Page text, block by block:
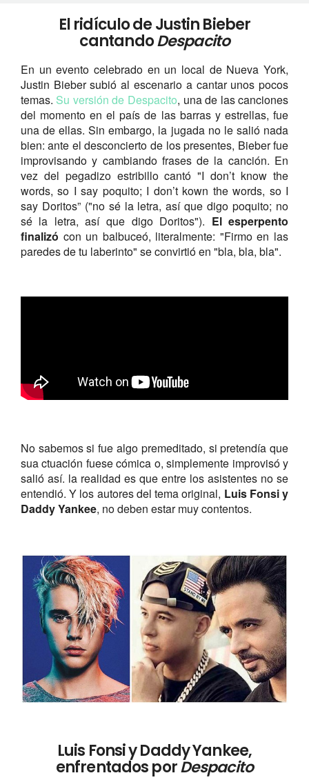
El ridículo de Justin Bieber
cantandoDespacito
En un evento celebrado en un local de Nueva York,
Justin Bieber subió al escenario a cantar unos pocos
temas. Su versión de Despacito, una de las canciones
del momento en el país de las barras y estrellas, fue
una de ellas. Sin embargo, la jugada no le salió nada
bien: ante el desconcierto de los presentes, Bieber fue
improvisando y cambiando frases de la canción. En
vez del pegadizo estribillo cantó "I don’t know the
words, so I say poquito; I don’t kown the words, so I
say Doritos” ("no sé la letra, así que digo poquito; no
sé la letra, así que digo Doritos"). El esperpento
finalizó con un balbuceó, literalmente: "Firmo en las
paredes de tu laberinto" se convirtió en "bla, bla, bla".
No sabemos si fue algo premeditado, si pretendía que
sua ctuación fuese cómica o, simplemente improvisó y
salió así. la realidad es que entre los asistentes no se
entendió. Y los autores del tema original, Luis Fonsi y
Daddy Yankee, no deben estar muy contentos.
Luis Fonsi y Daddy Yankee,
enfrentados porDespacito